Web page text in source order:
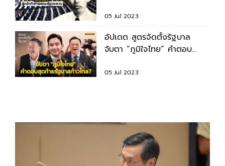
05 Jul 2023
อัปเดต สูตรจัดตั้งรัฐบาล
จับตา “ภูมิใจไทย” คำตอบ
05 Jul 2023